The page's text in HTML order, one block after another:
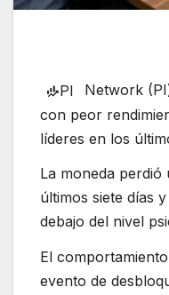
PI
Network
con peor
líderes en los
La moneda
últimos siete días
debajo del nivel
El
evento de